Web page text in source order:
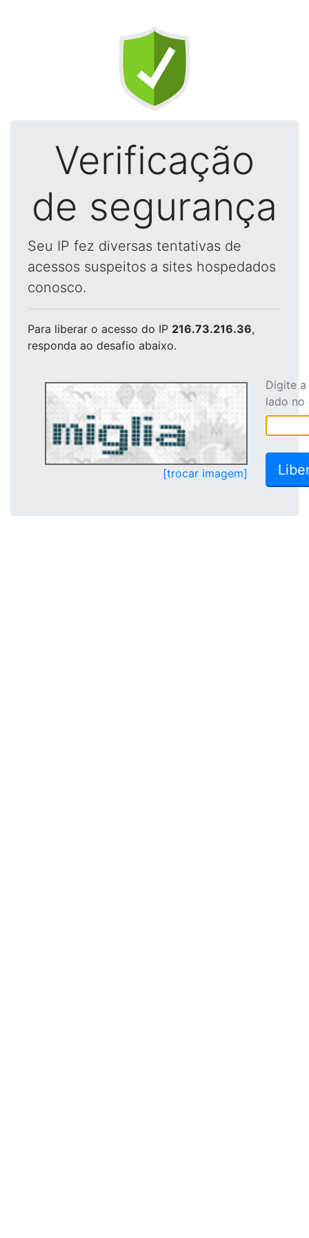
Verificação
de segurança
Seu IP fez diversas tentativas de
acessos suspeitos a sites hospedados
conosco.
Para liberar o acesso do IP 216.73.216.36,
responda ao desafio abaixo.
[trocar imagem]
Digite
lado no